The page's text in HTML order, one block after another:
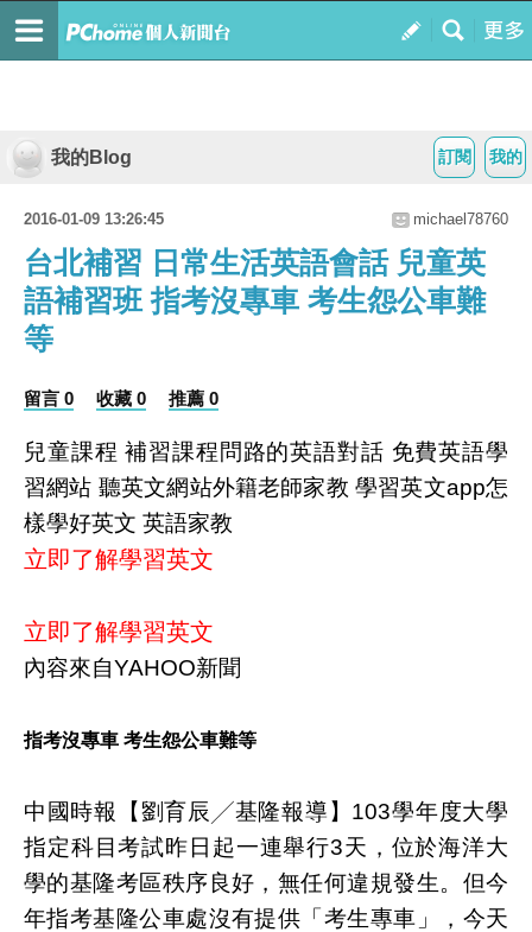
我的
訂閱
我的Blog
2016-01-09 13:26:45 michael78760
台北補習 日常生活英語會話 兒童英
語補習班 指考沒專車 考生怨公車難
等
留言 0 收藏 0 推薦 0
兒童課程 補習課程問路的英語對話 免費英語學
習網站 聽英文網站外籍老師家教 學習英文app怎
樣學好英文 英語家教
立即了解學習英文
立即了解學習英文
內容來自YAHOO新聞
指考沒專車 考生怨公車難等
中國時報【劉育辰╱基隆報導】103學年度大學
指定科目考試昨日起一連舉行3天，位於海洋大
學的基隆考區秩序良好，無任何違規發生。但今
年指考基隆公車處沒有提供「考生專車」，今天